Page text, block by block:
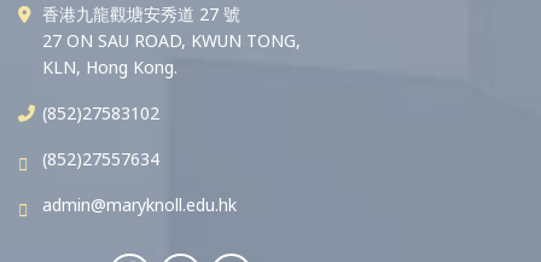
香港九龍觀塘安秀道 27 號
27 ON SAU ROAD, KWUN TONG,
KLN, Hong Kong.
(852)27583102
(852)27557634
admin@maryknoll.edu.hk